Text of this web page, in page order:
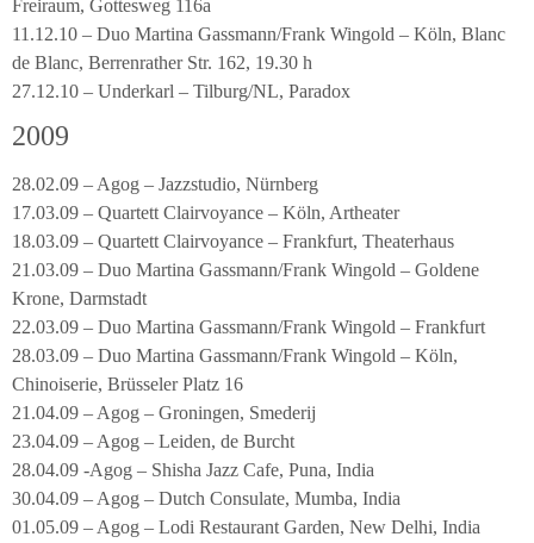
Freiraum, Gottesweg 116a
11.12.10 – Duo Martina Gassmann/Frank Wingold – Köln, Blanc
de Blanc, Berrenrather Str. 162, 19.30 h
27.12.10 – Underkarl – Tilburg/NL, Paradox
2009
28.02.09 – Agog – Jazzstudio, Nürnberg
17.03.09 – Quartett Clairvoyance – Köln, Artheater
18.03.09 – Quartett Clairvoyance – Frankfurt, Theaterhaus
21.03.09 – Duo Martina Gassmann/Frank Wingold – Goldene
Krone, Darmstadt
22.03.09 – Duo Martina Gassmann/Frank Wingold – Frankfurt
28.03.09 – Duo Martina Gassmann/Frank Wingold – Köln,
Chinoiserie, Brüsseler Platz 16
21.04.09 – Agog – Groningen, Smederij
23.04.09 – Agog – Leiden, de Burcht
28.04.09 -Agog – Shisha Jazz Cafe, Puna, India
30.04.09 – Agog – Dutch Consulate, Mumba, India
01.05.09 – Agog – Lodi Restaurant Garden, New Delhi, India